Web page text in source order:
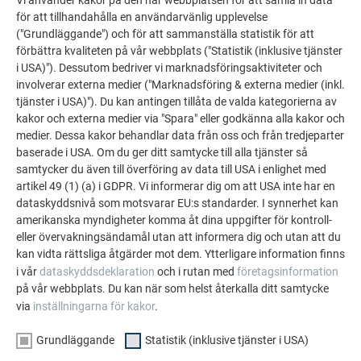
aluminium kan användas. Upptäck fler imponerande
projekt med PREFA:s hållbara aluminiumlösningar för
tak, solenergi och fasader.
SE FLER REFERENSER
för att tillhandahålla en användarvänlig upplevelse
("Grundläggande") och för att sammanställa statistik för att
förbättra kvaliteten på vår webbplats ("Statistik (inklusive tjänster
i USA)"). Dessutom bedriver vi marknadsföringsaktiviteter och
involverar externa medier ("Marknadsföring & externa medier (inkl.
tjänster i USA)"). Du kan antingen tillåta de valda kategorierna av
kakor och externa medier via "Spara" eller godkänna alla kakor och
medier. Dessa kakor behandlar data från oss och från tredjeparter
baserade i USA. Om du ger ditt samtycke till alla tjänster så
samtycker du även till överföring av data till USA i enlighet med
artikel 49 (1) (a) i GDPR. Vi informerar dig om att USA inte har en
dataskyddsnivå som motsvarar EU:s standarder. I synnerhet kan
amerikanska myndigheter komma åt dina uppgifter för kontroll-
eller övervakningsändamål utan att informera dig och utan att du
kan vidta rättsliga åtgärder mot dem. Ytterligare information finns
i vårdataskyddsdeklaration och i rutan med företagsinformation
på vår webbplats. Du kan när som helst återkalla ditt samtycke
via inställningarna för kakor.
Grundläggande Statistik (inklusive tjänster i USA)